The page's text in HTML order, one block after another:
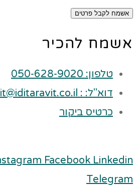
אשמח לקבל פרטים
אשמח להכיר
טלפון: 050-628-9020
דוא"ל: : idit@iditaravit.co.il
כרטיס ביקור
Facebook Linkedin
Telegram